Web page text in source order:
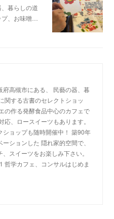
暮らしの道
、お味噌…
府高槻市にある、 民藝の器、暮
関する古書のセレクトショッ
の作る発酵食品中心のカフェで
応、ロースイーツもあります。
ショップも随時開催中！ 築90年
ションした 隠れ家的空間で、
スイーツをお楽しみ下さい。
哲学カフェ、コンサルはじめま